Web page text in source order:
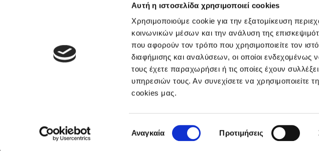
Αυτή η ιστοσελίδα χρησιμοποιεί cookies
Χρησιμοποιούμε cookie για την εξατομίκευση
κοινωνικών μέσων και την ανάλυση της
που αφορούν τον τρόπο που χρησιμοποιείτε τον
διαφήμισης και αναλύσεων, οι οποίοι
τους έχετε παραχωρήσει ή τις οποίες έχουν
υπηρεσιών τους. Αν συνεχίσετε να χρησιμοποιείτε
cookies μας.
συγκατάθεσης
Αναγκαία Προτιμήσεις
Πολιτική Απορρήτου
Όροι χρήσης